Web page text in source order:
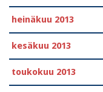
heinäkuu 2013
kesäkuu 2013
toukokuu 2013